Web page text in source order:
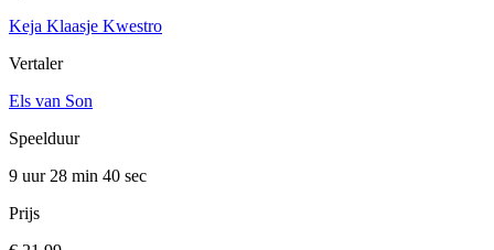
Keja Klaasje Kwestro
Vertaler
Els van Son
Speelduur
9 uur 28 min 40 sec
Prijs